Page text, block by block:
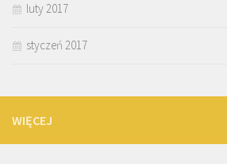
luty 2017
styczeń 2017
WIĘCEJ